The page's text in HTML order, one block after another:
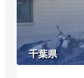
千葉県